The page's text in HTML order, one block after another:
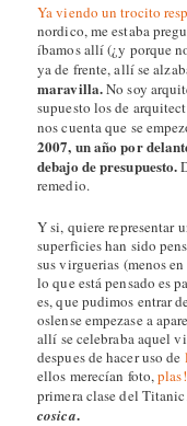
Ya viendo un trocito
nordico, me estaba
íbamos allí (¿y porque
ya de frente, allí se
maravilla.No soy
supuesto los de
nos cuenta que se
2007, un año por
debajo de presupuesto.
remedio.
Y si, quiere representar
superficies han sido
sus virguerias (menos
lo que está pensado es
es, que pudimos entrar
oslense empezase a
allí se celebraba aquel
despues de hacer uso de
ellos merecían foto,plas!
primera clase del
cosica.